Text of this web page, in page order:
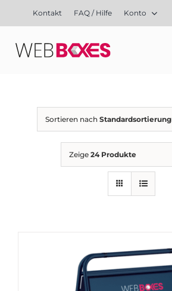
Kontakt FAQ / Hilfe Konto
Kampagnen
Referenzen
Finanzierung
Sortieren nach Standardsortierung
Zeige 24 Produkte